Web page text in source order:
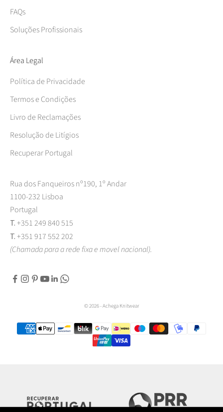
FAQs
Soluções Profissionais
Área Legal
Política de Privacidade
Termos e Condições
Livro de Reclamações
Resolução de Litígios
Recuperar Portugal
Rua dos Fanqueiros nº190, 1º Andar
1100-232 Lisboa
Portugal
T. +351 249 840 515
T. +351 917 552 202
(Chamada para a rede fixa e movel nacional).
© 2026 - Achega Knitwear